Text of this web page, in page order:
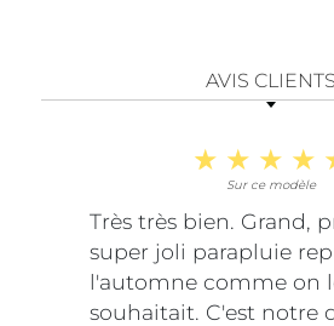
AVIS CLIENTS
Sur ce modèle
Très très bien. Grand,
super joli parapluie
l'automne comme on
souhaitait. C'est notre